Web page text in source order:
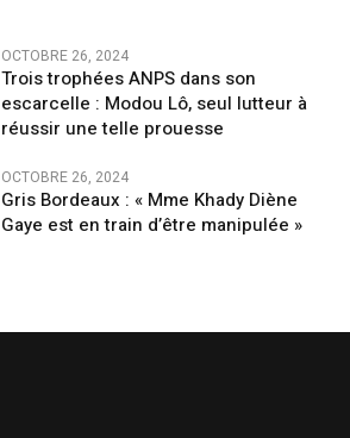
OCTOBRE 26, 2024
Trois trophées ANPS dans son
escarcelle : Modou Lô, seul lutteur à
réussir une telle prouesse
OCTOBRE 26, 2024
Gris Bordeaux : « Mme Khady Diène
Gaye est en train d’être manipulée »